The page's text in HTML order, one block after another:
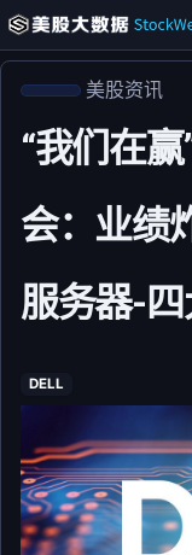
美股资讯
“我们在
会：业绩
服务器-
DELL